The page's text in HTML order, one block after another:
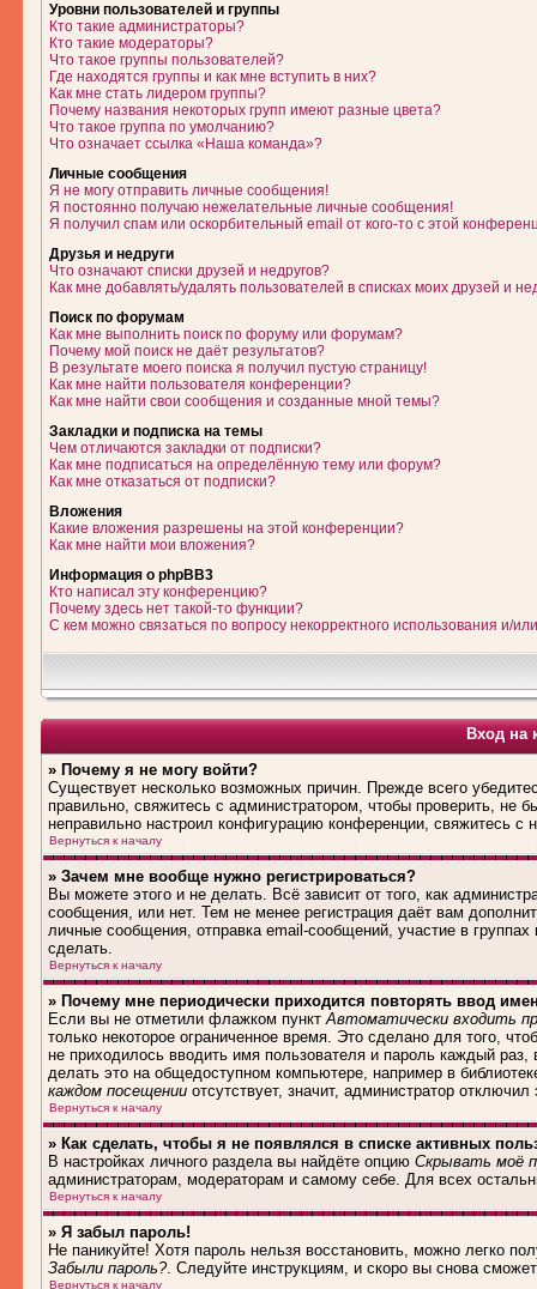
Уровни пользователей и группы
Кто такие администраторы?
Кто такие модераторы?
Что такое группы пользователей?
Где находятся группы и как мне вступить в них?
Как мне стать лидером группы?
Почему названия некоторых групп имеют разные цвета?
Что такое группа по умолчанию?
Что означает ссылка «Наша команда»?
Личные сообщения
Я не могу отправить личные сообщения!
Я постоянно получаю нежелательные личные сообщения!
Я получил спам или оскорбительный email от кого-то с этой
Друзья и недруги
Что означают списки друзей и недругов?
Как мне добавлять/удалять пользователей в списках моих друзей и
Поиск по форумам
Как мне выполнить поиск по форуму или форумам?
Почему мой поиск не даёт результатов?
В результате моего поиска я получил пустую страницу!
Как мне найти пользователя конференции?
Как мне найти свои сообщения и созданные мной темы?
Закладки и подписка на темы
Чем отличаются закладки от подписки?
Как мне подписаться на определённую тему или форум?
Как мне отказаться от подписки?
Вложения
Какие вложения разрешены на этой конференции?
Как мне найти мои вложения?
Информация о phpBB3
Кто написал эту конференцию?
Почему здесь нет такой-то функции?
С кем можно связаться по вопросу некорректного использования и/
Вход на
» Почему я не могу войти?
Существует несколько возможных причин. Прежде всего
правильно, свяжитесь с администратором, чтобы проверить, не
неправильно настроил конфигурацию конференции, свяжитесь с
Вернуться к началу
» Зачем мне вообще нужно регистрироваться?
Вы можете этого и не делать. Всё зависит от того, как
сообщения, или нет. Тем не менее регистрация даёт вам
личные сообщения, отправка email-сообщений, участие в
сделать.
Вернуться к началу
» Почему мне периодически приходится повторять ввод
Если вы не отметили флажком пунктАвтоматически входить
только некоторое ограниченное время. Это сделано для того,
не приходилось вводить имя пользователя и пароль каждый
делать это на общедоступном компьютере, например в
каждом посещении отсутствует, значит, администратор
Вернуться к началу
» Как сделать, чтобы я не появлялся в списке активных
В настройках личного раздела вы найдёте опцию Скрывать моё
администраторам, модераторам и самому себе. Для всех
Вернуться к началу
» Я забыл пароль!
Не паникуйте! Хотя пароль нельзя восстановить, можно легко
Забыли пароль?. Следуйте инструкциям, и скоро вы снова
Вернуться к началу